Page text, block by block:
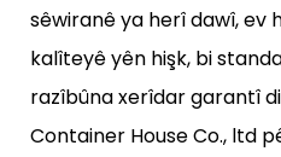
sêwiranê ya herî dawî, ev
kalîteyê yên hişk, bi
razîbûna xerîdar garantî
Container House Co., ltd